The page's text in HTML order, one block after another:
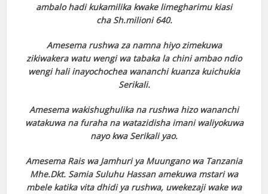
ambalo hadi kukamilika kwake limegharimu kiasi
cha Sh.milioni 640.
Amesema rushwa za namna hiyo zimekuwa
zikiwakera watu wengi wa tabaka la chini ambao ndio
wengi hali inayochochea wananchi kuanza kuichukia
Serikali.
Amesema wakishughulika na rushwa hizo wananchi
watakuwa na furaha na watazidisha imani waliyokuwa
nayo kwa Serikali yao.
Amesema Rais wa Jamhuri ya Muungano wa Tanzania
Mhe.Dkt. Samia Suluhu Hassan amekuwa mstari wa
mbele katika vita dhidi ya rushwa, uwekezaji wake wa